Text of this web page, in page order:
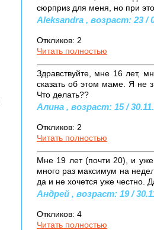
сюрприз для меня, но при
Aleksandra , возраст: 23 /
Откликов: 2
Читать полностью
Здравствуйте, мне 16 лет,
сказать об этом маме. Я не
Что делать??
Алина , возраст: 15 /
Откликов: 2
Читать полностью
Мне 19 лет (почти 20), и уже
много раз максимум на
да и не хочется уже честно.
Андрей , возраст: 19 /
Откликов: 4
Читать полностью